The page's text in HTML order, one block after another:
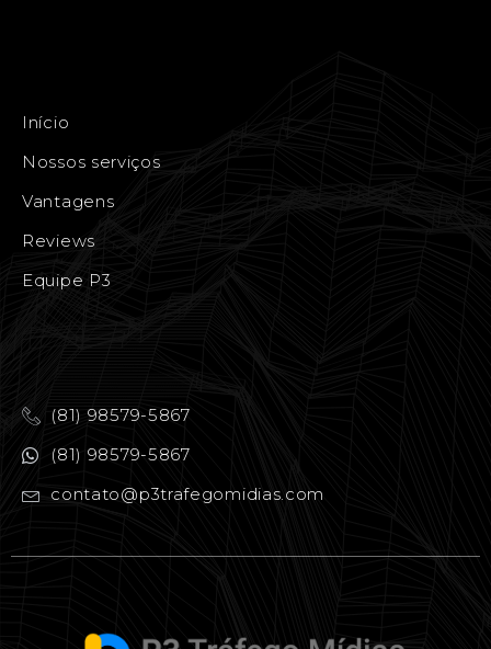
Início
Nossos serviços
Vantagens
Reviews
Equipe P3
(81) 98579-5867
(81) 98579-5867
contato@p3trafegomidias.com